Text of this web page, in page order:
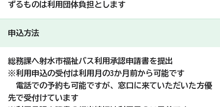
ずるものは利用団体負担とします
申込方法
総務課へ射水市福祉バス利用承認申請書を提出
※利用申込の受付は利用月の3か月前から可能です
電話での予約も可能ですが、窓口に来ていただいた方優
先で受付けています